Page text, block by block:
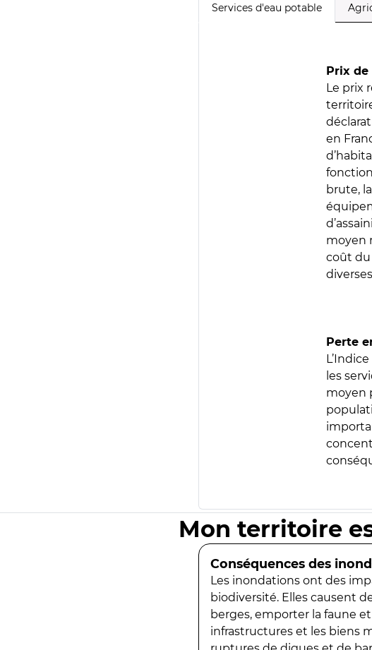
Services d'eau potable
Prix de
Le prix
en
brute,
moyen
coût du
Perte
les
moyen
Mon territoire
Conséquences des
Les inondations ont des
biodiversité. Elles causent
berges, emporter la faune
infrastructures et les biens